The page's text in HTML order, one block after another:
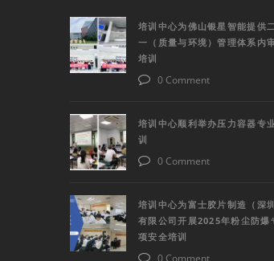
培训中心为佛山银星智能提供
一（质量与环境）管理体系内
培训
0 Comment
培训中心顺利举办压力容器专
训
0 Comment
培训中心为富士胶片制造（深圳
有限公司开展2025年粉尘防爆
项安全培训
0 Comment